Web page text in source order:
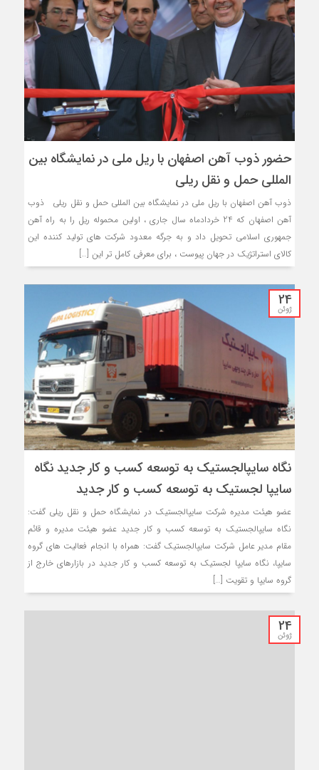
حضور ذوب آهن اصفهان با ریل ملی در نمايشگاه بين
المللي حمل و نقل ريلي
ذوب آهن اصفهان با ریل ملی در نمايشگاه بين المللي حمل و نقل ريلي ذوب
آهن اصفهان که 24 خردادماه سال جاری ، اولین محموله ریل را به راه آهن
جمهوری اسلامی تحویل داد و به جرگه معدود شرکت های تولید کننده این
کالای استراتژیک در جهان پیوست ، برای معرفی کامل تر این […]
24
ژوئن
نگاه سایپالجستیک به توسعه کسب و کار جديد نگاه
سایپا لجستیک به توسعه کسب و کار جديد
عضو هیئت مدیره شرکت سایپالجستیک در نمایشگاه حمل و نقل ریلی گفت:
نگاه سایپالجستیک به توسعه کسب و کار جديد عضو هیئت مدیره و قائم
مقام مدير عامل شرکت سایپالجستیک گفت: همراه با انجام فعالیت های گروه
سایپا، نگاه سایپا لجستیک به توسعه کسب و کار جديد در بازارهای خارج از
گروه سايپا و تقويت […]
24
ژوئن